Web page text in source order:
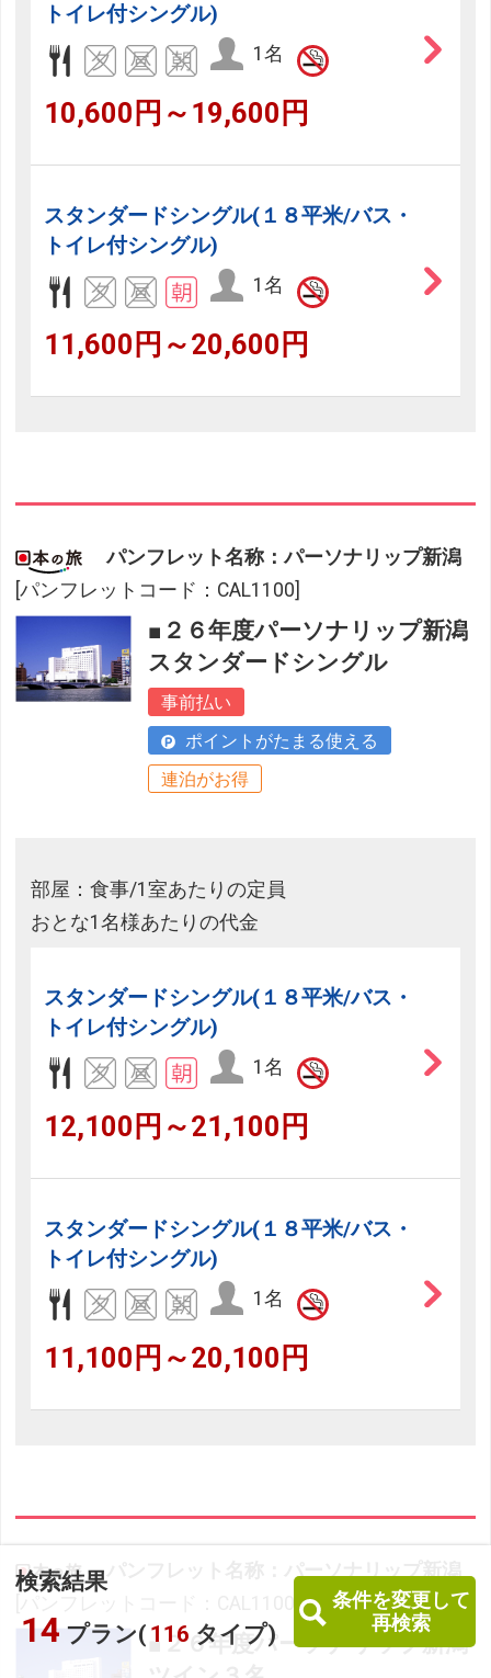
検索結果
14 プラン( 116 タイプ)
条件を変更して
再検索
トイレ付シングル)
1名
10,600円～19,600円
スタンダードシングル(１８平米/バス・
トイレ付シングル)
1名
11,600円～20,600円
パンフレット名称：パーソナリップ新潟
[パンフレットコード：CAL1100]
■２６年度パーソナリップ新潟
スタンダードシングル
事前払い
ポイントがたまる使える
連泊がお得
部屋：食事/1室あたりの定員
おとな1名様あたりの代金
スタンダードシングル(１８平米/バス・
トイレ付シングル)
1名
12,100円～21,100円
スタンダードシングル(１８平米/バス・
トイレ付シングル)
1名
11,100円～20,100円
[パンフレットコード：CAL1100]
■２６年度パーソナリップ新潟